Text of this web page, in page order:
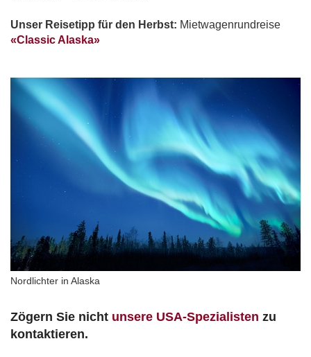
Unser Reisetipp für den Herbst: Mietwagenrundreise
«Classic Alaska»
Nordlichter in Alaska
Zögern Sie nicht unsere USA-Spezialisten zu
kontaktieren.